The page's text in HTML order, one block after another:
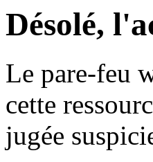
Désolé,
Le pare-feu
cette
jugée